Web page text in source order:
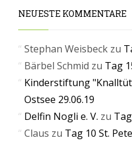
NEUESTE KOMMENTARE
Stephan Weisbeck zu
Bärbel Schmid zu Tag
Kinderstiftung
Ostsee 29.06.19
Delfin Nogli e. V. zu
Claus zu Tag 10 St.